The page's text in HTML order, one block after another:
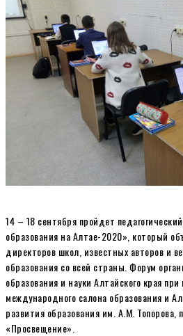
14 – 18 сентября пройдет
образования на Алтае-2020», который
директоров школ, известных авторов и
образования со всей страны. Форум
образования и науки Алтайского края
международного салона образования и
развития образования им. А.М. Топорова,
«Просвещение».